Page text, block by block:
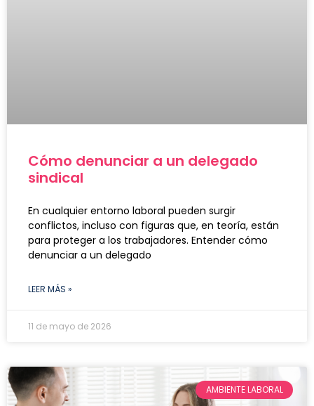
Cómo denunciar a un delegado
sindical
En cualquier entorno laboral pueden surgir
conflictos, incluso con figuras que, en teoría, están
para proteger a los trabajadores. Entender cómo
denunciar a un delegado
LEER MÁS »
11 de mayo de 2026
AMBIENTE LABORAL